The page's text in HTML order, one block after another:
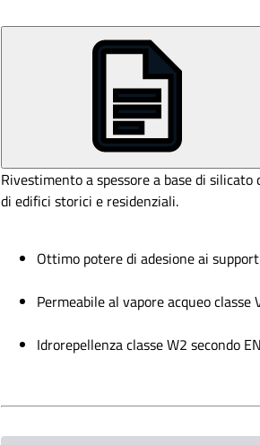
Rivestimento a spessore a base di
di edifici storici e residenziali.
Ottimo potere di adesione ai
Permeabile al vapore acqueo classe
Idrorepellenza classe W2 secondo